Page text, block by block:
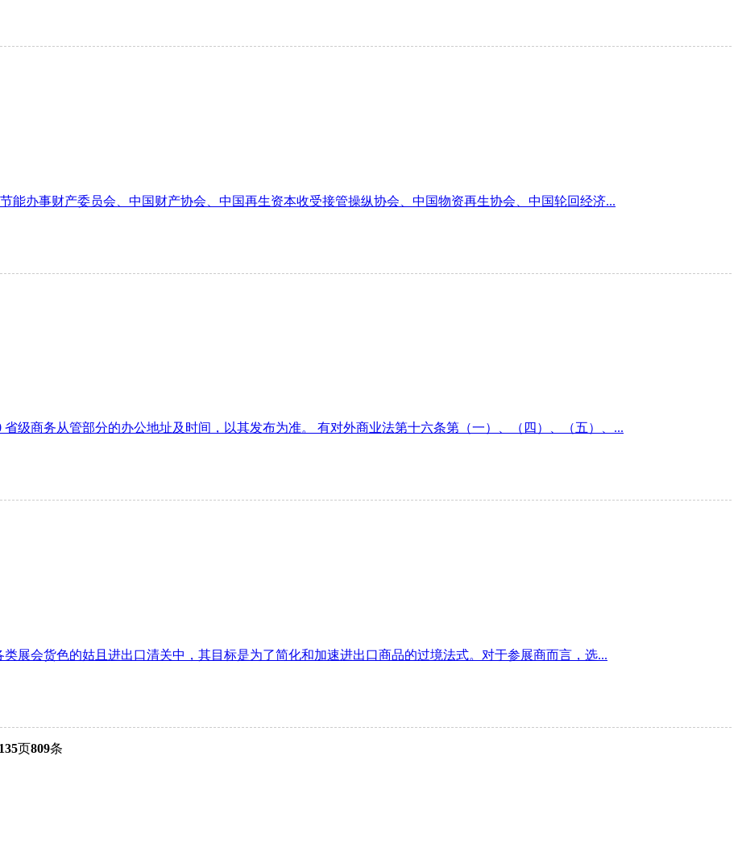
办事财产委员会、中国财产协会、中国再生资本收受接管操纵协会、中国物资再生协会、中国轮回经济...
级商务从管部分的办公地址及时间，以其发布为准。 有对外商业法第十六条第（一）、（四）、（五）、...
展会货色的姑且进出口清关中，其目标是为了简化和加速进出口商品的过境法式。对于参展商而言，选...
135页809条